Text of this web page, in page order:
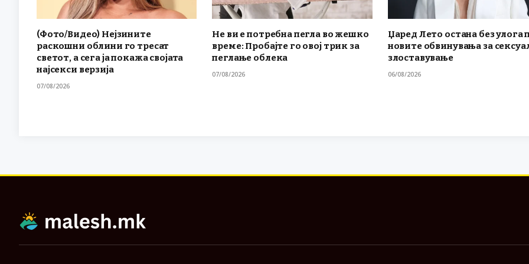
(Фото/Видео) Нејзините
раскошни облини го тресат
светот, а сега ја покажа својата
најсекси верзија
07/08/2026
Не ви е потребна пегла во жешко
време: Пробајте го овој трик за
пеглање облека
07/08/2026
Џаред Лето остана без улога
новите обвинувања за
злоставување
06/08/2026